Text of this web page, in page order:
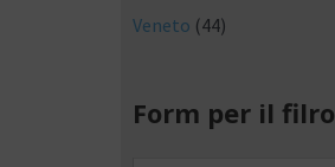
Veneto (44)
Form per il filro